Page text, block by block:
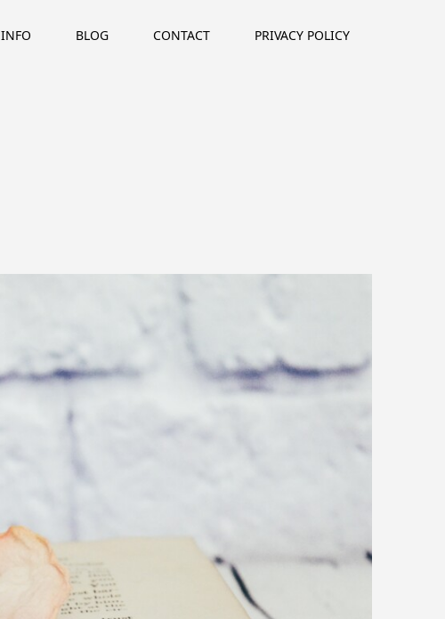
INFO BLOG CONTACT PRIVACY POLICY